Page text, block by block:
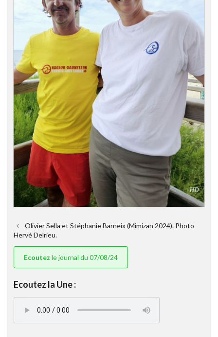
Olivier Sella et Stéphanie Barneix (Mimizan 2024). Photo
Hervé Delrieu.
Ecoutez le journal du 07/08/24
Ecoutez la Une :